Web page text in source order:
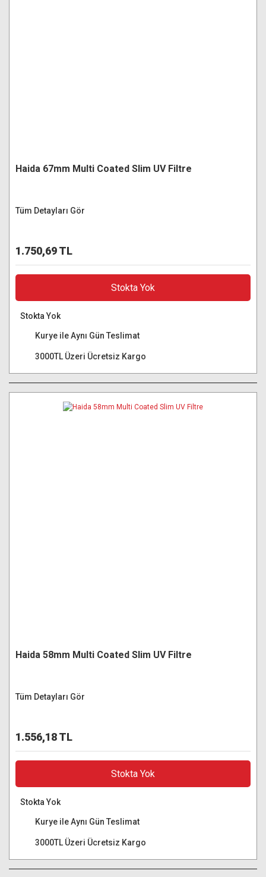
Haida 67mm Multi Coated Slim UV Filtre
Tüm Detayları Gör
1.750,69 TL
Stokta Yok
Stokta Yok
Kurye ile Aynı Gün Teslimat
3000TL Üzeri Ücretsiz Kargo
Haida 58mm Multi Coated Slim UV Filtre
Tüm Detayları Gör
1.556,18 TL
Stokta Yok
Stokta Yok
Kurye ile Aynı Gün Teslimat
3000TL Üzeri Ücretsiz Kargo